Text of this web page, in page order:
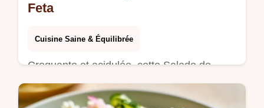
Feta
Cuisine Saine & Équilibrée
Croquante et acidulée, cette Salade de
courgettes crues rafraîchit vos papilles. Elle
inclut un détail sur ce que chaque ingrédient